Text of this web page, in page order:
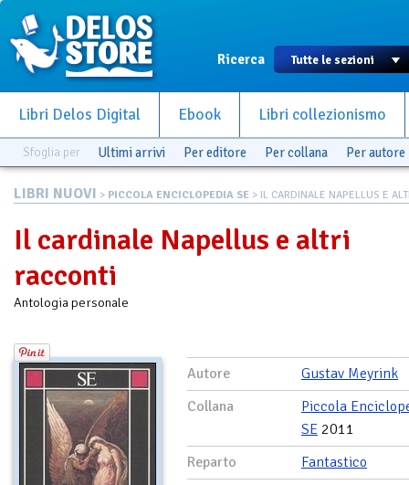
Ricerca
Libri Delos Digital Ebook Libri collezionismo
Sfoglia per Ultimi arrivi Per editore Per collana Per autore
LIBRI NUOVI > PICCOLA ENCICLOPEDIA SE > IL CARDINALE NAPELLUS E
Il cardinale Napellus e altri
racconti
Antologia personale
Autore
Gustav Meyrink
Collana
Piccola
SE 2011
Reparto
Fantastico